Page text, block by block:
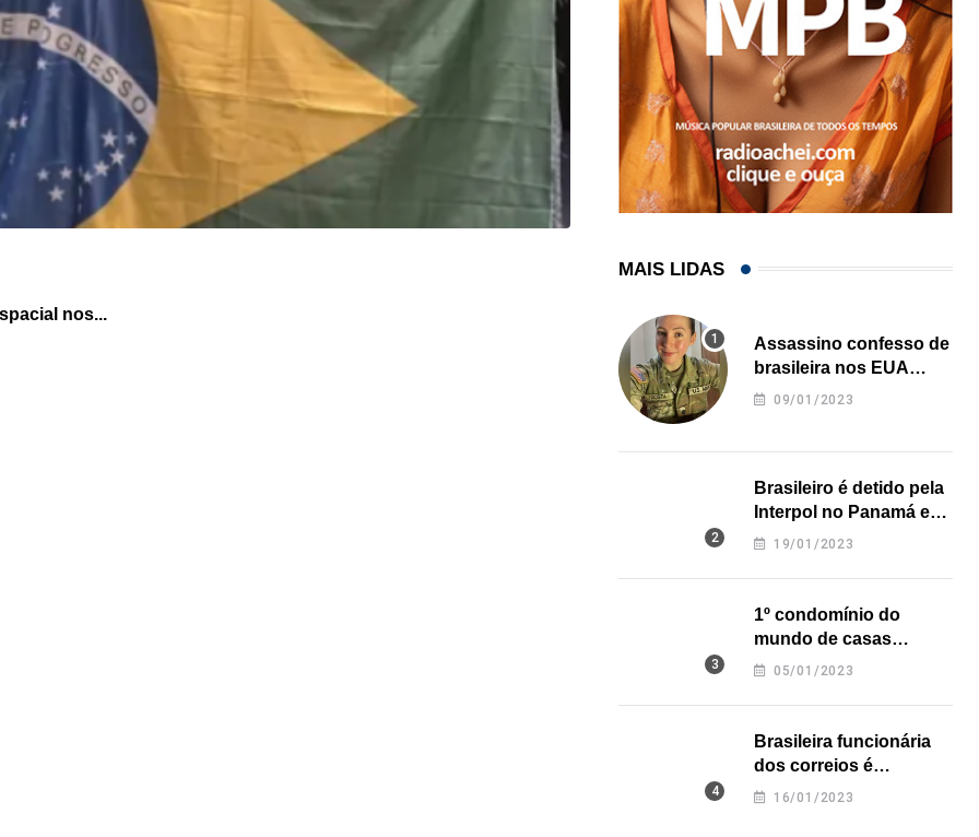
nos...
BRASIL,ESTADOS UNIDOS
Peças de armas saíam da Flórida para o...
05/08/2026
MAIS LIDAS
Assassino confesso de
brasileira nos EUA
revela onde deixou o
09/01/2023
Brasileiro é detido pela
Interpol no Panamá e
pode pegar prisão
19/01/2023
1º condomínio do
mundo de casas
impressas em 3D é
05/01/2023
Brasileira funcionária
dos correios é
assassinada a facadas
16/01/2023